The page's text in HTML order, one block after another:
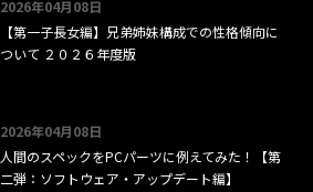
2026年04月08日
【第一子長女編】兄弟姉妹構成での性格傾向に
ついて ２０２６年度版
2026年04月08日
人間のスペックをPCパーツに例えてみた！【第
二弾：ソフトウェア・アップデート編】